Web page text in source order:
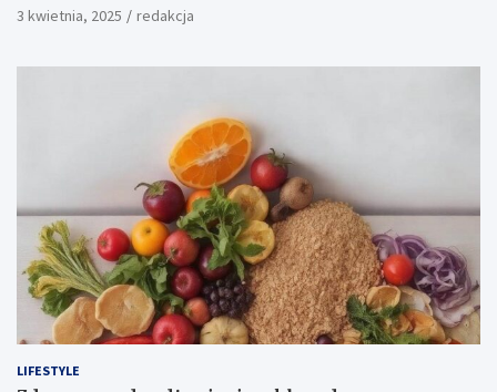
3 kwietnia, 2025 redakcja
LIFESTYLE